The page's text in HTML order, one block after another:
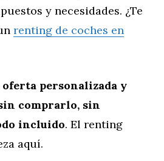
y necesidades. ¿Te
renting de coches en
personalizada y
comprarlo, sin
incluido. El renting
aquí.